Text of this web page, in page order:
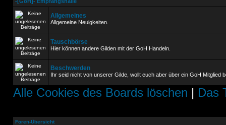
Allgemeines
Allgemeine Neuigkeiten.
Tauschbörse
Hier können andere Gilden mit der GoH Handeln.
Beschwerden
Ihr seid nicht von unserer Gilde, wollt euch aber über ein GoH Mitglied
Alle Cookies des Boards löschen | Das
Foren-Übersicht